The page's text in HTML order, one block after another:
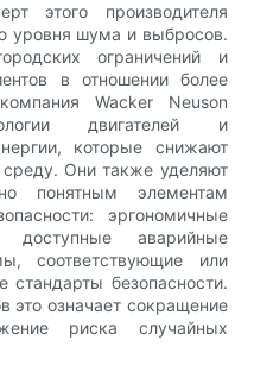
этого производителя
уровня шума и выбросов.
ограничений и
в отношении более
Wacker Neuson
двигателей и
которые снижают
Они также уделяют
понятным элементам
эргономичные
аварийные
соответствующие или
безопасности.
это означает сокращение
риска случайных